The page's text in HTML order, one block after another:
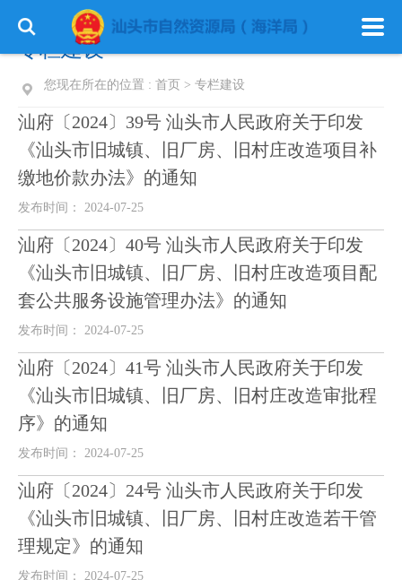
专栏建设
您现在所在的位置 : 首页 > 专栏建设
汕府〔2024〕39号 汕头市人民政府关于印发
《汕头市旧城镇、旧厂房、旧村庄改造项目补
缴地价款办法》的通知
发布时间： 2024-07-25
汕府〔2024〕40号 汕头市人民政府关于印发
《汕头市旧城镇、旧厂房、旧村庄改造项目配
套公共服务设施管理办法》的通知
发布时间： 2024-07-25
汕府〔2024〕41号 汕头市人民政府关于印发
《汕头市旧城镇、旧厂房、旧村庄改造审批程
序》的通知
发布时间： 2024-07-25
汕府〔2024〕24号 汕头市人民政府关于印发
《汕头市旧城镇、旧厂房、旧村庄改造若干管
理规定》的通知
发布时间： 2024-07-25